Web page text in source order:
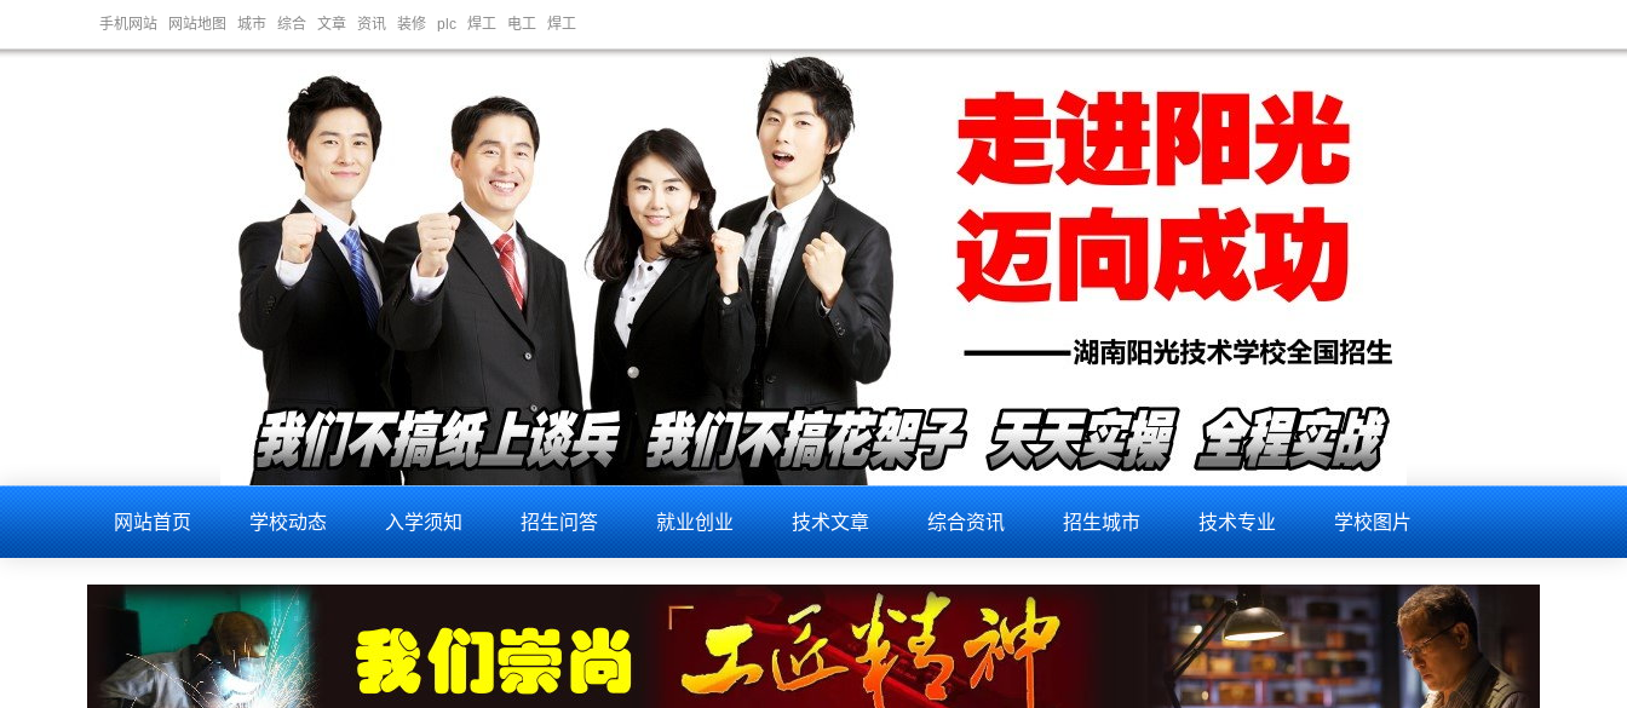
维
修
培
训
,
笔
记
电
脑
维
修
训
,
计
手机网站 网站地图 城市 综合 文章 资讯 装修 plc 焊工 电工 焊工
网站首页 学校动态 入学须知 招生问答 就业创业 技术文章 综合资讯 招生城市 技术专业 学校图片